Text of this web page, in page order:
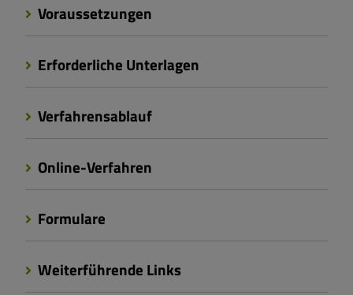
Voraussetzungen
Erforderliche Unterlagen
Verfahrensablauf
Online-Verfahren
Formulare
Weiterführende Links